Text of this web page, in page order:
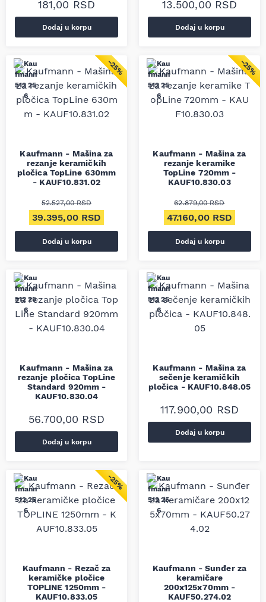
181,00 RSD
Dodaj u korpu
13.500,00 RSD
Dodaj u korpu
−25%
Kaufmann - Mašina za
rezanje keramičkih
pločica TopLine 630mm
- KAUF10.831.02
52.527,00RSD
Originalna cena je bila: 52.527,00 RSD.
39.395,00 RSD Trenutna cena je: 39.395,00 RSD.
Dodaj u korpu
−25%
Kaufmann - Mašina za
rezanje keramike
TopLine 720mm -
KAUF10.830.03
62.879,00RSD
Originalna cena je
47.160,00 RSD
Dodaj u korpu
Kaufmann - Mašina za
rezanje pločica TopLine
Standard 920mm -
KAUF10.830.04
56.700,00 RSD
Dodaj u korpu
Kaufmann - Mašina za
sečenje keramičkih
pločica - KAUF10.848.05
117.900,00 RSD
Dodaj u korpu
−25%
Kaufmann - Rezač za
keramičke pločice
TOPLINE 1250mm -
KAUF10.833.05
Kaufmann - Sunđer za
keramičare
200x125x70mm -
KAUF50.274.02